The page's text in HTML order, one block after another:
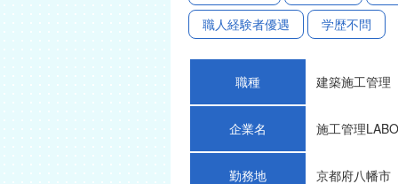
職人経験者優遇
学歴不問
職種 建築施工管理
企業名 施工管理LABO
勤務地 京都府八幡市